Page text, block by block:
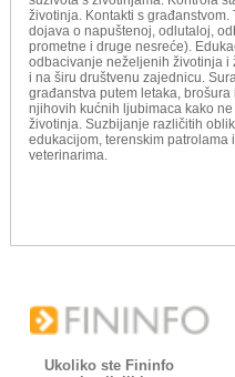
životinja. Kontakti s
dojava o napuštenoj, odlutaloj,
prometne i druge nesreće).
odbacivanje neželjenih životinja i
i na širu društvenu zajednicu.
građanstva putem letaka,
njihovih kućnih ljubimaca kako
životinja. Suzbijanje različitih
edukacijom, terenskim
veterinarima.
Ukoliko ste Fininfo